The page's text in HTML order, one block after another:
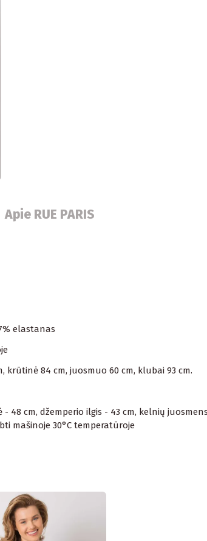
Apie RUE PARIS
elastanas
krūtinė 84 cm, juosmuo 60 cm, klubai 93 cm.
48 cm, džemperio ilgis - 43 cm, kelnių
mašinoje 30°C temperatūroje